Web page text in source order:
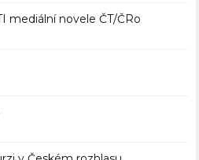
mediální novele ČT/ČRo